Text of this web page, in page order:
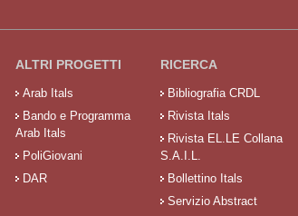
ALTRI PROGETTI
Arab Itals
Bando e Programma
Arab Itals
PoliGiovani
DAR
RICERCA
Bibliografia CRDL
Rivista Itals
Rivista EL.LE Collana
S.A.I.L.
Bollettino Itals
Servizio Abstract